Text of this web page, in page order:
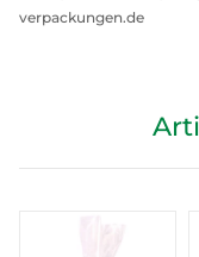
verpackungen.de